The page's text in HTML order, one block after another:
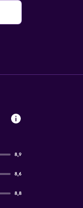
8,9
8,6
8,8